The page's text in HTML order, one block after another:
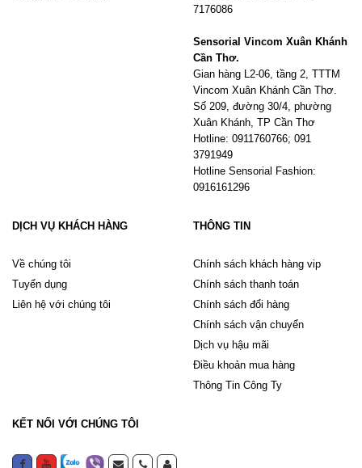
7176086
Sensorial Vincom Xuân Khánh
Cần Thơ.
Gian hàng L2-06, tầng 2, TTTM
Vincom Xuân Khánh Cần Thơ.
Số 209, đường 30/4, phường
Xuân Khánh, TP Cần Thơ
Hotline: 0911760766; 091
3791949
Hotline Sensorial Fashion:
0916161296
DỊCH VỤ KHÁCH HÀNG
Về chúng tôi
Tuyển dụng
Liên hệ với chúng tôi
THÔNG TIN
Chính sách khách hàng vip
Chính sách thanh toán
Chính sách đổi hàng
Chính sách vận chuyển
Dịch vụ hậu mãi
Điều khoản mua hàng
Thông Tin Công Ty
KẾT NỐI VỚI CHÚNG TÔI